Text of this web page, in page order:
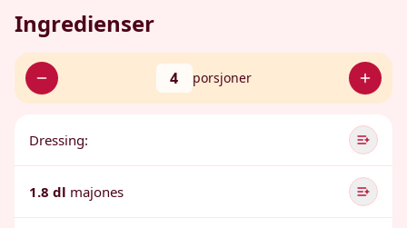
Ingredienser
4 porsjoner
Dressing:
1.8 dl majones